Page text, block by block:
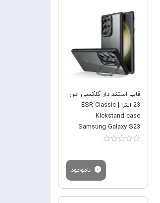
قاب استند دار گلکسی اس
23 الترا | ESR Classic
Kickstand case
Samsung Galaxy S23
Ultra
ناموجود